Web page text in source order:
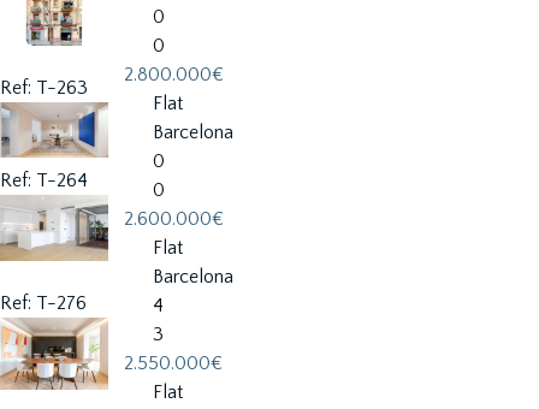
0
0
2.800.000€
Ref: T-263
Flat
Barcelona
0
0
2.600.000€
Ref: T-264
Flat
Barcelona
4
3
2.550.000€
Ref: T-276
Flat